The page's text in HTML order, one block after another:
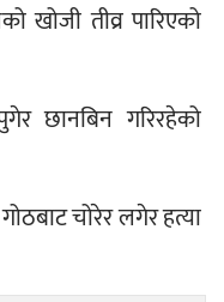
खोजी तीव्र पारिएको
छानबिन गरिरहेको
चोरेर लगेर हत्या